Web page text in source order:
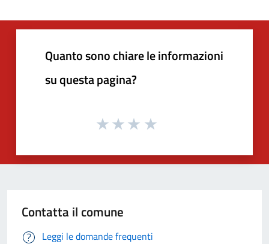
Quanto sono chiare le informazioni
su questa pagina?
Contatta il comune
Leggi le domande frequenti